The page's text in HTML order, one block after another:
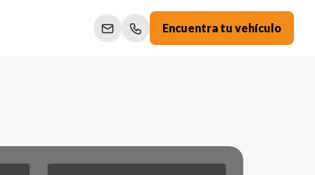
Encuentra tu vehículo